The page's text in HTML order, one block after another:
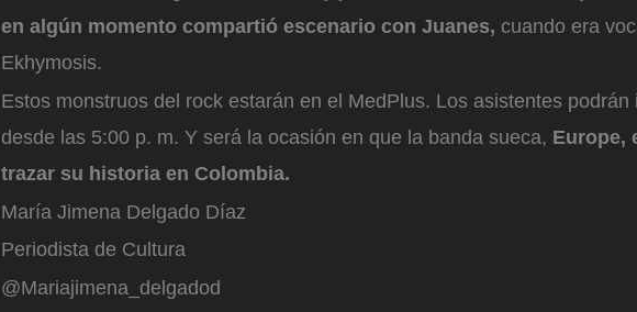
en algún momento compartió escenario con Juanes, cuando era
Ekhymosis.
Estos monstruos del rock estarán en el MedPlus. Los asistentes podrán
desde las 5:00 p. m. Y será la ocasión en que la banda sueca, Europe,
trazar su historia en Colombia.
María Jimena Delgado Díaz
Periodista de Cultura
@Mariajimena_delgadod